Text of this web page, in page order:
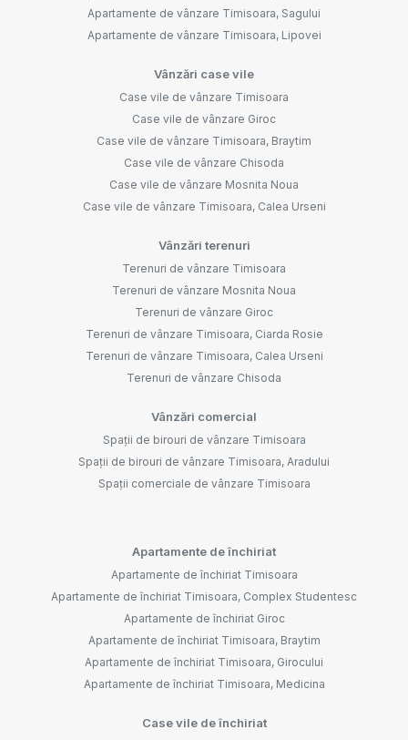
Apartamente de vânzare Timisoara, Sagului
Apartamente de vânzare Timisoara, Lipovei
Vânzări case vile
Case vile de vânzare Timisoara
Case vile de vânzare Giroc
Case vile de vânzare Timisoara, Braytim
Case vile de vânzare Chisoda
Case vile de vânzare Mosnita Noua
Case vile de vânzare Timisoara, Calea Urseni
Vânzări terenuri
Terenuri de vânzare Timisoara
Terenuri de vânzare Mosnita Noua
Terenuri de vânzare Giroc
Terenuri de vânzare Timisoara, Ciarda Rosie
Terenuri de vânzare Timisoara, Calea Urseni
Terenuri de vânzare Chisoda
Vânzări comercial
Spații de birouri de vânzare Timisoara
Spații de birouri de vânzare Timisoara, Aradului
Spații comerciale de vânzare Timisoara
Apartamente de închiriat
Apartamente de închiriat Timisoara
Apartamente de închiriat Timisoara, Complex Studentesc
Apartamente de închiriat Giroc
Apartamente de închiriat Timisoara, Braytim
Apartamente de închiriat Timisoara, Girocului
Apartamente de închiriat Timisoara, Medicina
Case vile de închiriat